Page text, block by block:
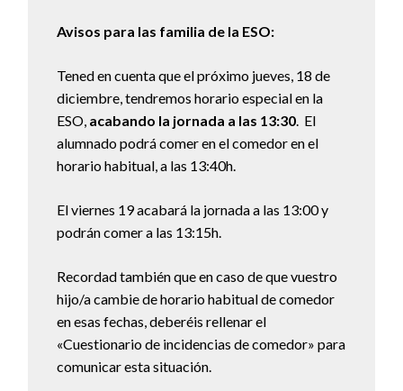
Avisos para las familia de la ESO:
Tened en cuenta que el próximo jueves, 18 de
diciembre, tendremos horario especial en la
ESO, acabando la jornada a las 13:30. El
alumnado podrá comer en el comedor en el
horario habitual, a las 13:40h.
El viernes 19 acabará la jornada a las 13:00 y
podrán comer a las 13:15h.
Recordad también que en caso de que vuestro
hijo/a cambie de horario habitual de comedor
en esas fechas, deberéis rellenar el
«Cuestionario de incidencias de comedor» para
comunicar esta situación.